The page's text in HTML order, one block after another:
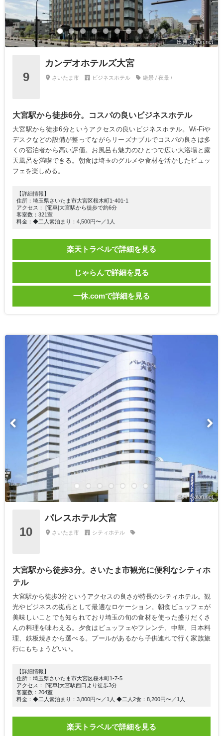
出典：jalan.net
9
カンデオホテルズ大宮
さいたま市 ビジネスホテル 絶景 / 夜景 /
大宮駅から徒歩6分。コスパの良いビジネスホテル
大宮駅から徒歩6分というアクセスの良いビジネスホテル。Wi-Fiや
デスクなどの設備が整ってながらリーズナブルでコスパの良さは多
くの宿泊者から高い評価。お風呂も魅力のひとつで広い大浴場と露
天風呂を満喫できる。朝食は埼玉のグルメや食材を活かしたビュッ
フェを楽しめる。
【詳細情報】
住所：埼玉県さいたま市大宮区桜木町1-401-1
アクセス： [電車]大宮駅から徒歩で約6分
客室数：321室
料金：◆二人素泊まり：4,500円〜／1人
楽天トラベルで詳細を見る
じゃらんで詳細を見る
一休.comで詳細を見る
出典：jalan.net
10
パレスホテル大宮
さいたま市 シティホテル
大宮駅から徒歩3分。さいたま市観光に便利なシティホ
テル
大宮駅から徒歩3分というアクセスの良さが特長のシティホテル。観
光やビジネスの拠点として最適なロケーション。朝食ビュッフェが
美味しいことでも知られており埼玉の旬の食材を使った盛りだくさ
んの料理を味わえる。夕食はビュッフェやフレンチ、中華、日本料
理、鉄板焼きから選べる。プールがあるから子供連れで行く家族旅
行にもちょうどいい。
【詳細情報】
住所：埼玉県さいたま市大宮区桜木町1-7-5
アクセス： [電車]大宮駅西口より徒歩3分
客室数：204室
料金：◆二人素泊まり：3,800円〜／1人 ◆二人2食：8,200円〜／1人
楽天トラベルで詳細を見る